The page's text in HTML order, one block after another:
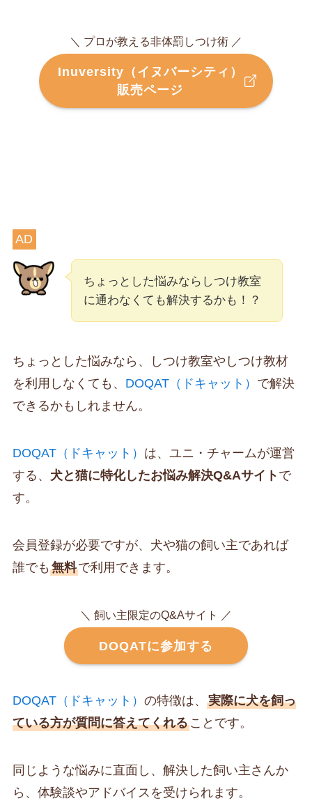
＼ プロが教える非体罰しつけ術 ／
Inuversity（イヌバーシティ）
販売ページ
AD
ちょっとした悩みならしつけ教室
に通わなくても解決するかも！？
ちょっとした悩みなら、しつけ教室やしつけ教材
を利用しなくても、 DOQAT（ドキャット） で解決
できるかもしれません。
DOQAT（ドキャット） は、ユニ・チャームが運営
する、 犬と猫に特化したお悩み解決Q&Aサイト で
す。
会員登録が必要ですが、犬や猫の飼い主であれば
誰でも 無料で利用できます。
＼ 飼い主限定のQ&Aサイト ／
DOQATに参加する
DOQAT（ドキャット） の特徴は、 実際に犬を飼っ
ている方が質問に答えてくれることです。
同じような悩みに直面し、解決した飼い主さんか
ら、体験談やアドバイスを受けられます。